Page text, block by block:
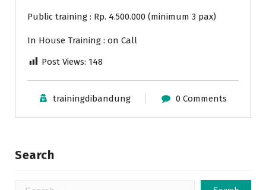
Public training : Rp. 4.500.000 (minimum 3 pax)
In House Training : on Call
Post Views: 148
trainingdibandung 0 Comments
Search
Search